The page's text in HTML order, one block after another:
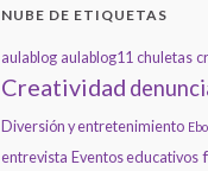
NUBE DE ETIQUETAS
aulablog aulablog11 chuletas
Creatividad
Diversión y entretenimiento
entrevista Eventos educativos